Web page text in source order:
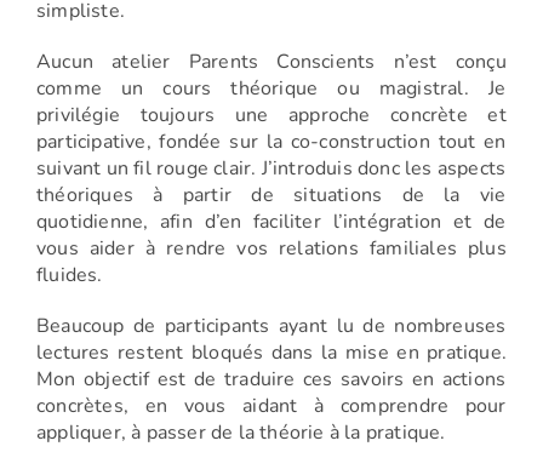
simpliste.
Aucun atelier Parents Conscients n’est conçu
comme un cours théorique ou magistral. Je
privilégie toujours une approche concrète et
participative, fondée sur la co-construction tout en
suivant un fil rouge clair. J’introduis donc les aspects
théoriques à partir de situations de la vie
quotidienne, afin d’en faciliter l’intégration et de
vous aider à rendre vos relations familiales plus
fluides.
Beaucoup de participants ayant lu de nombreuses
lectures restent bloqués dans la mise en pratique.
Mon objectif est de traduire ces savoirs en actions
concrètes, en vous aidant à comprendre pour
appliquer, à passer de la théorie à la pratique.